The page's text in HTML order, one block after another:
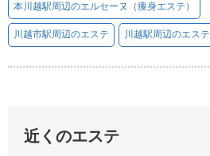
本川越駅周辺のエルセーヌ（痩身エステ）
川越市駅周辺のエステ 川越駅周辺のエステ
近くのエステ